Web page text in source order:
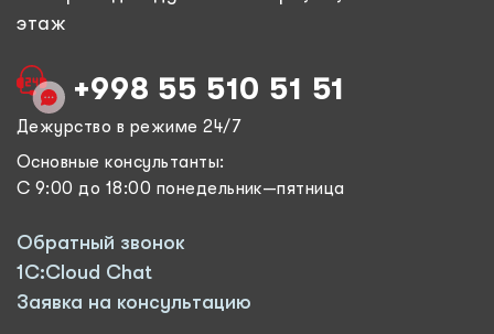
этаж
+998 55 510 51 51
Дежурство в режиме 24/7
Основные консультанты:
С 9:00 до 18:00 понедельник—пятница
Обратный звонок
1C:Cloud Chat
Заявка на консультацию